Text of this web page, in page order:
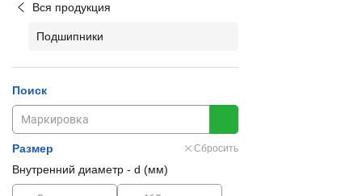
Вся продукция
Подшипники
Поиск
Размер Сбросить
Внутренний диаметр - d (мм)